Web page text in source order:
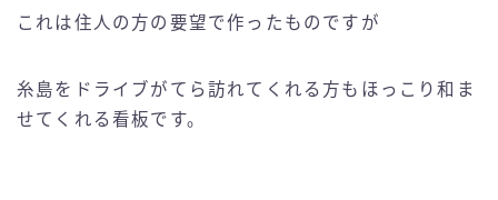
これは住人の方の要望で作ったものですが
糸島をドライブがてら訪れてくれる方もほっこり和ま
せてくれる看板です。